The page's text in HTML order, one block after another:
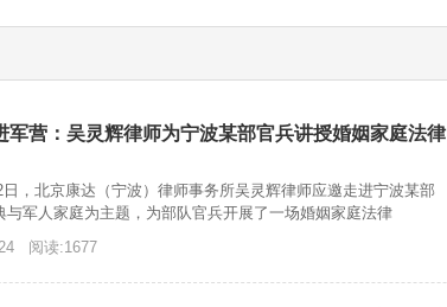
军营：吴灵辉律师为宁波某部官兵讲授婚姻家庭法律
日，北京康达（宁波）律师事务所吴灵辉律师应邀走进宁波某部
与军人家庭为主题，为部队官兵开展了一场婚姻家庭法律
阅读:1677